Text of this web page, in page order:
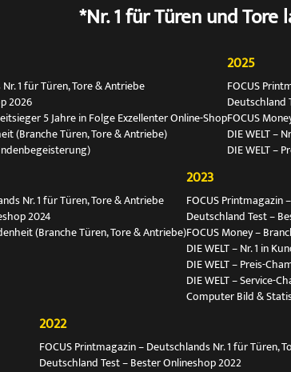
*Nr. 1 für Türen und Tore
1 für Türen, Tore & Antriebe
2026
5 Jahre in Folge Exzellenter Online-Shop
(Branche Türen, Tore & Antriebe)
2025
FOCUS
Deutschland
FOCUS
DIE WELT –
DIE WELT –
Nr. 1 für Türen, Tore & Antriebe
2024
(Branche Türen, Tore & Antriebe)
2023
FOCUS Printmagazin
Deutschland Test –
FOCUS Money –
DIE WELT – Nr. 1 in
DIE WELT – Preis-
DIE WELT – Service-
Computer Bild &
2022
FOCUS Printmagazin – Deutschlands Nr. 1 für Türen,
Deutschland Test – Bester Onlineshop 2022